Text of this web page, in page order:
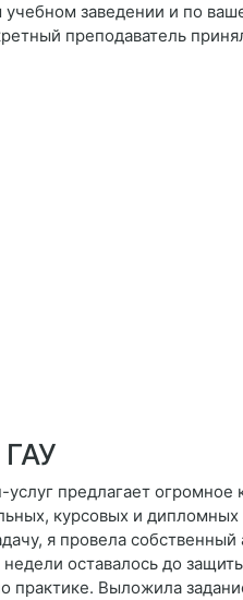
заведении и по
преподаватель
предлагает огромное
курсовых и
я провела собственный
оставалось до
практике. Выложила